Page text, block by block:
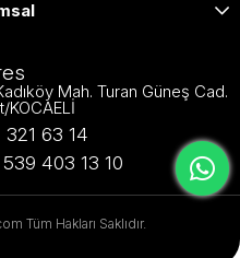
Mah. Turan Güneş Cad.
KOCAELİ
63 14
403 13 10
Tüm Hakları Saklıdır.